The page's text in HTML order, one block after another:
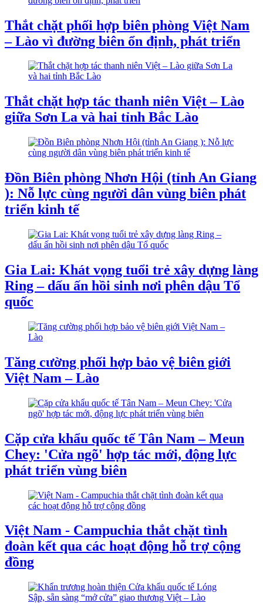
Thắt chặt phối hợp biên phòng Việt Nam
– Lào vì đường biên ổn định, phát triển
Thắt chặt hợp tác thanh niên Việt – Lào
giữa Sơn La và hai tỉnh Bắc Lào
Đồn Biên phòng Nhơn Hội (tỉnh An Giang
): Nỗ lực cùng người dân vùng biên phát
triển kinh tế
Gia Lai: Khát vọng tuổi trẻ xây dựng làng
Ring – dấu ấn hồi sinh nơi phên dậu Tổ
quốc
Tăng cường phối hợp bảo vệ biên giới
Việt Nam – Lào
Cặp cửa khẩu quốc tế Tân Nam – Meun
Chey: 'Cửa ngõ' hợp tác mới, động lực
phát triển vùng biên
Việt Nam - Campuchia thắt chặt tình
đoàn kết qua các hoạt động hỗ trợ cộng
đồng